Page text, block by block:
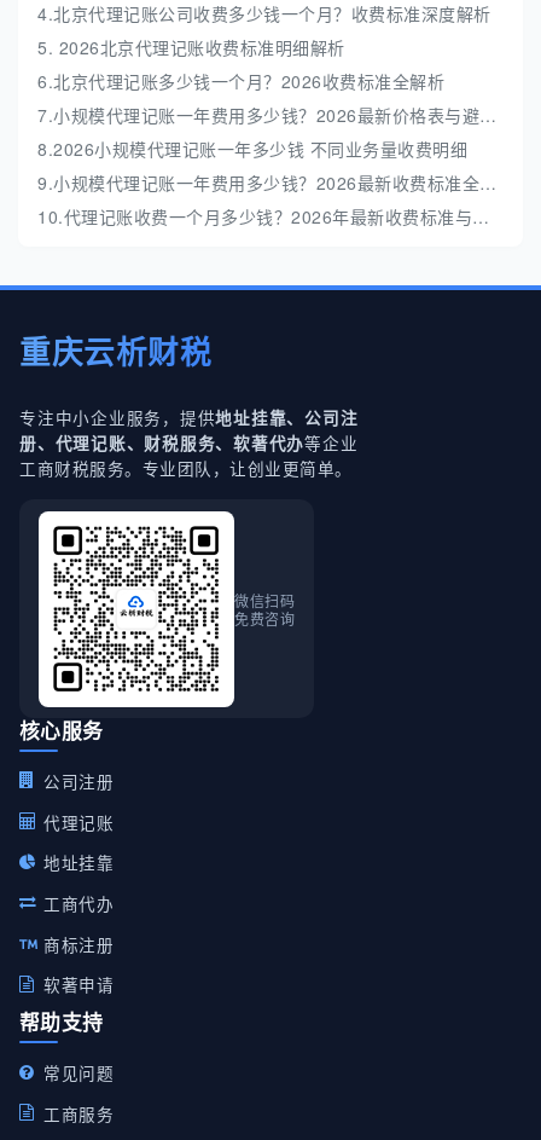
4.北京代理记账公司收费多少钱一个月？收费标准深度解析
5. 2026北京代理记账收费标准明细解析
6.北京代理记账多少钱一个月？2026收费标准全解析
7.小规模代理记账一年费用多少钱？2026最新价格表与避坑指南
8.2026小规模代理记账一年多少钱 不同业务量收费明细
9.小规模代理记账一年费用多少钱？2026最新收费标准全解析
10.代理记账收费一个月多少钱？2026年最新收费标准与避坑指南
重庆云析财税
专注中小企业服务，提供地址挂靠、公司注
册、代理记账、财税服务、软著代办等企业
工商财税服务。专业团队，让创业更简单。
微信扫码
免费咨询
核心服务
公司注册
代理记账
地址挂靠
工商代办
商标注册
软著申请
帮助支持
常见问题
工商服务